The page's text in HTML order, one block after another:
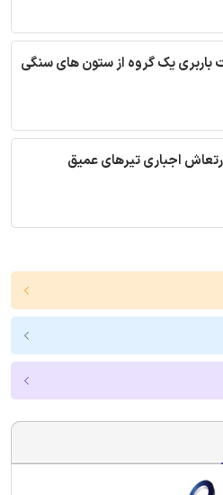
باربری یک گروه از ستون های سنگی
ارتعاش اجباری تیرهای عمیق